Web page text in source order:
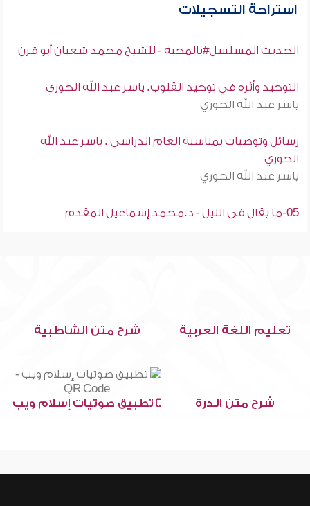
استراحة التسجيلات
الحديث المسلسل#بالمحبة - للشيخ محمد شعبان أبو قرن
التوحيد وأثره في توحيد القلوب. ياسر عبد الله الحوري
ياسر عبد الله الحوري
رسائل وتوصيات بمناسبة العام الدراسي . ياسر عبد الله
الحوري
ياسر عبد الله الحوري
05-ما يقال فى الليل - د.محمد إسماعيل المقدم
تعليم اللغة العربية شرح متن الشاطبية
شرح متن الدرة تطبيق صوتيات إسلام ويب